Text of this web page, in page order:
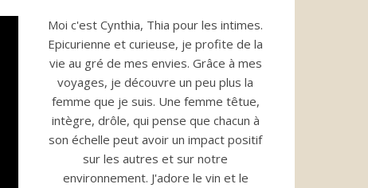
Moi c'est Cynthia, Thia pour les intimes.
Epicurienne et curieuse, je profite de la
vie au gré de mes envies. Grâce à mes
voyages, je découvre un peu plus la
femme que je suis. Une femme têtue,
intègre, drôle, qui pense que chacun à
son échelle peut avoir un impact positif
sur les autres et sur notre
environnement. J'adore le vin et le